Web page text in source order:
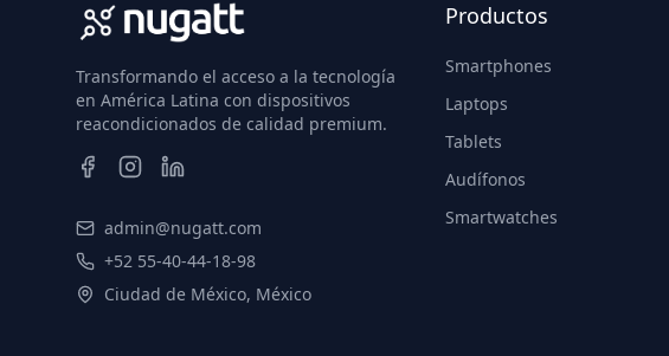
Transformando el acceso a la tecnología
en América Latina con dispositivos
reacondicionados de calidad premium.
admin@nugatt.com
+52 55-40-44-18-98
Ciudad de México, México
Productos
Smartphones
Laptops
Tablets
Audífonos
Smartwatches